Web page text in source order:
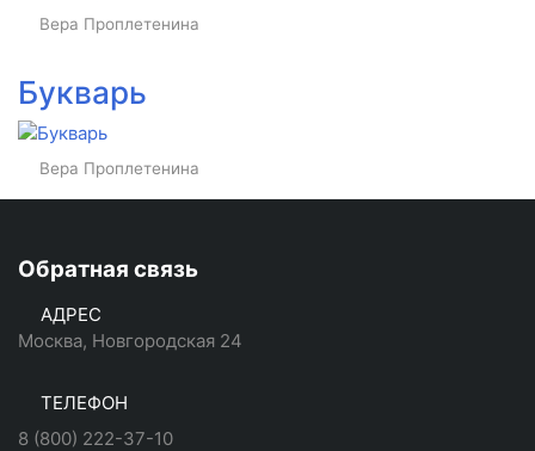
Вера Проплетенина
Букварь
Вера Проплетенина
Обратная связь
АДРЕС
Москва, Новгородская 24
ТЕЛЕФОН
8 (800) 222-37-10